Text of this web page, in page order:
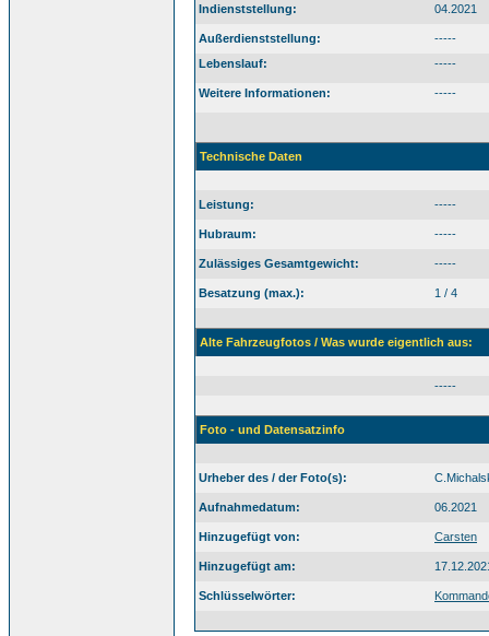
Indienststellung: 04.2021
Außerdienststellung:
-----
Lebenslauf:
-----
Weitere Informationen: -----
Technische Daten
Leistung: -----
Hubraum: -----
Zulässiges Gesamtgewicht: -----
Besatzung (max.): 1 / 4
Alte Fahrzeugfotos / Was wurde eigentlich aus:
-----
Foto - und Datensatzinfo
Urheber des / der Foto(s):
Aufnahmedatum: 06.2021
Hinzugefügt von: Carsten
Hinzugefügt am:
Schlüsselwörter: